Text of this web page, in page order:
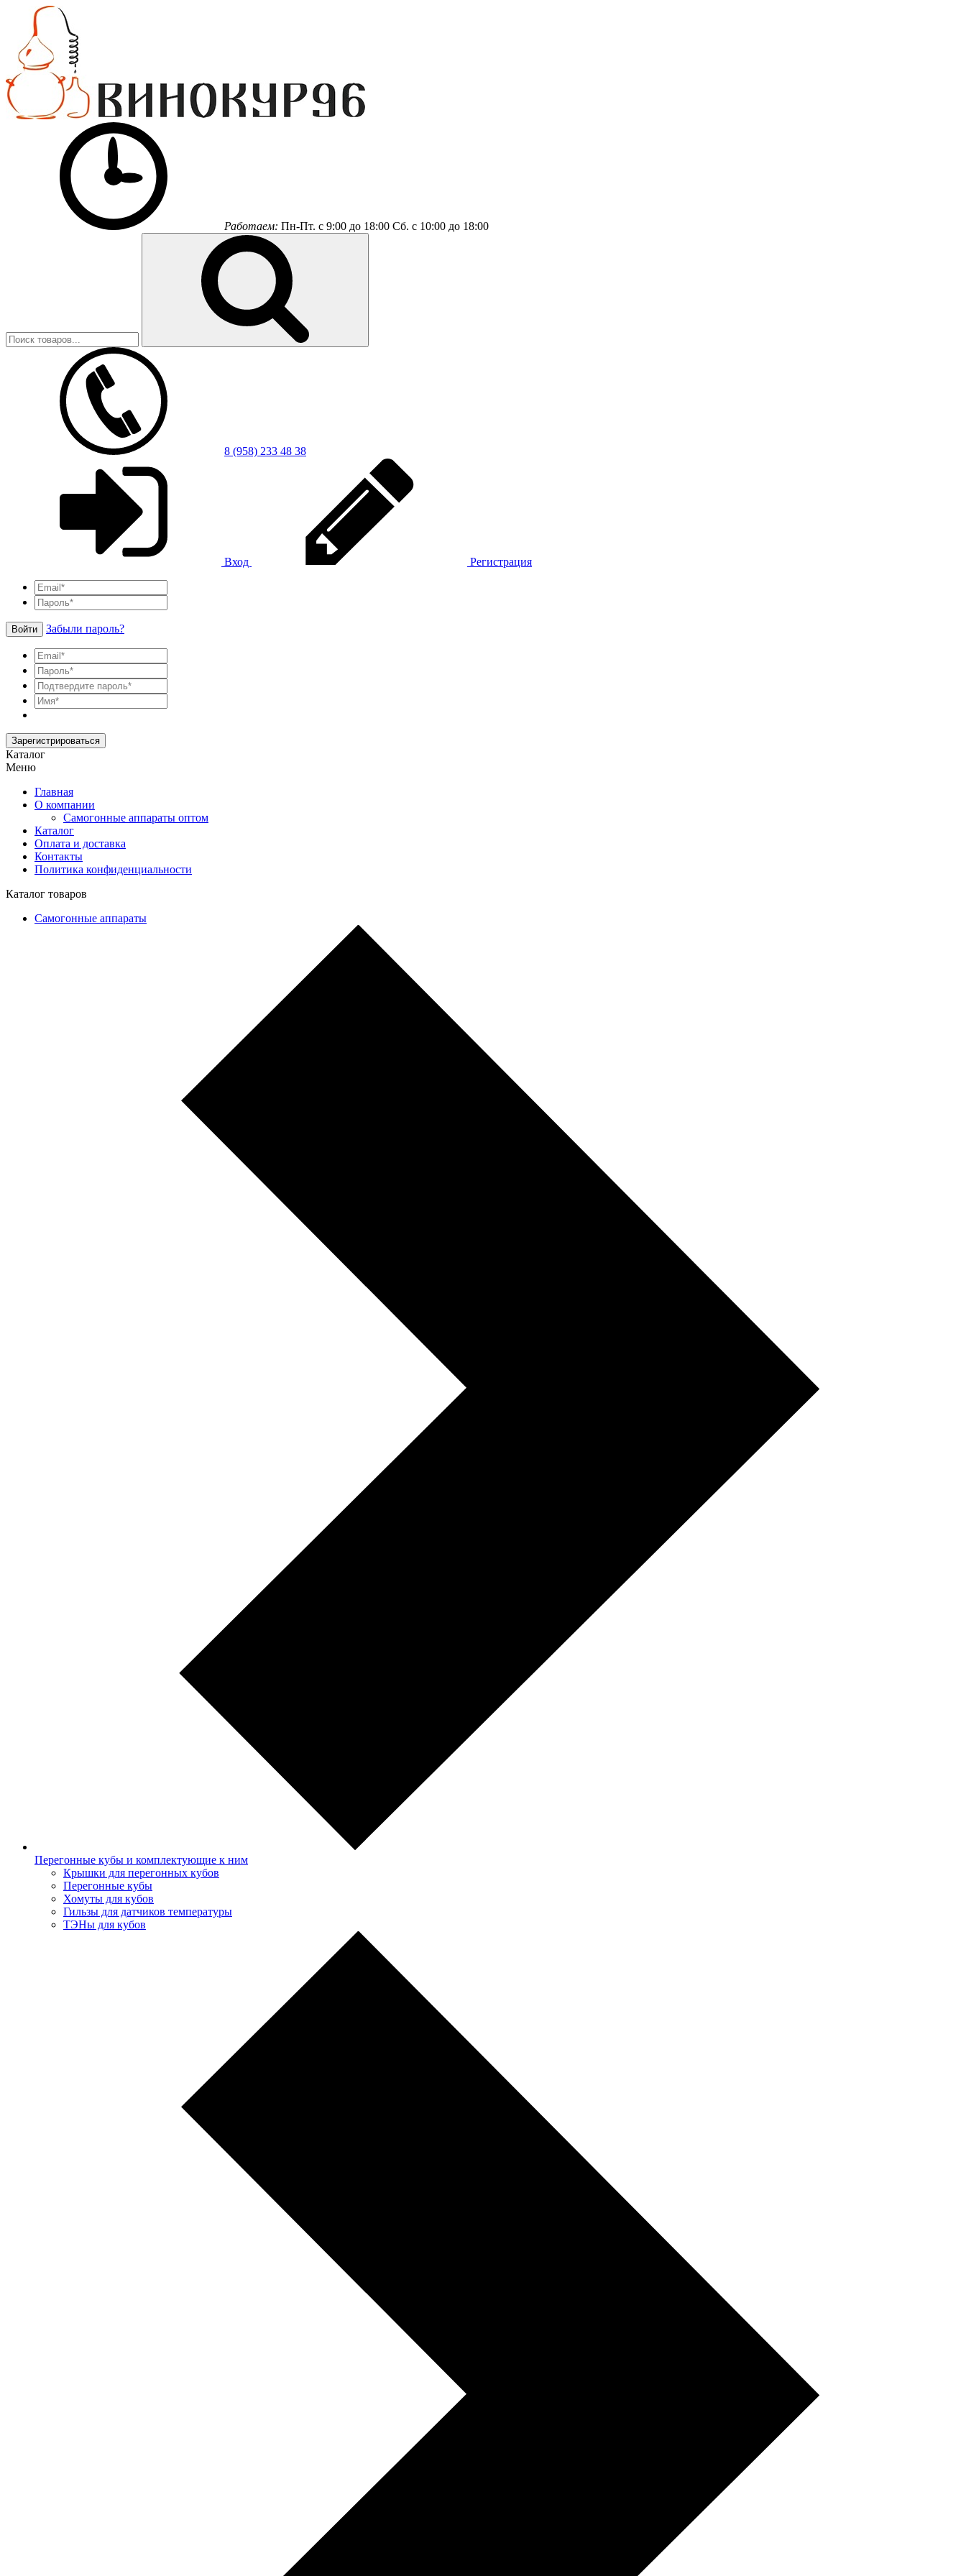
Работаем: Пн-Пт. с 9:00 до 18:00 Сб. с 10:00 до 18:00
8 (958) 233 48 38
Вход Регистрация
Войти Забыли пароль?
Зарегистрироваться
Каталог
Меню
Главная
О компании
Самогонные аппараты оптом
Каталог
Оплата и доставка
Контакты
Политика конфиденциальности
Каталог товаров
Самогонные аппараты
Перегонные кубы и комплектующие к ним
Крышки для перегонных кубов
Перегонные кубы
Хомуты для кубов
Гильзы для датчиков температуры
ТЭНы для кубов